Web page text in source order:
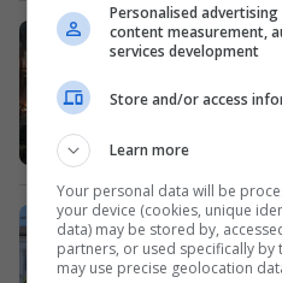
Spektakël
dielën
Zvicër:
22-vjeçari
Personalised
content measurement,
services development
Store and/or access
Learn more
Your personal data will be
your device (cookies, unique
data) may be stored by,
partners, or used specifically by
may use precise geolocation